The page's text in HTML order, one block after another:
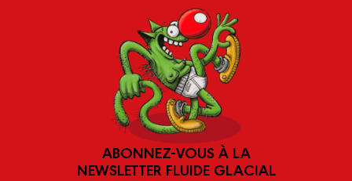
ABONNEZ-VOUS À LA
NEWSLETTER FLUIDE GLACIAL